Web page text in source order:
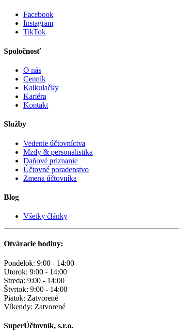
Facebook
Instagram
TikTok
Spoločnosť
O nás
Cenník
Kalkulačky
Kariéra
Kontakt
Služby
Vedenie účtovníctva
Mzdy & personalistika
Daňové priznanie
Účtovné poradenstvo
Zmena účtovníka
Blog
Všetky články
Otváracie hodiny:
Pondelok: 9:00 - 14:00
Utorok: 9:00 - 14:00
Streda: 9:00 - 14:00
Štvrtok: 9:00 - 14:00
Piatok: Zatvorené
Víkendy: Zatvorené
SuperÚčtovník, s.r.o.